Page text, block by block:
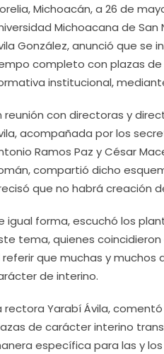
Michoacán, a 26 de
Michoacana de
González, anunció que
completo con plazas
institucional,
reunión con directoras y
acompañada por los
Ramos Paz y César
compartió dicho
que no habrá creación
igual forma, escuchó los
tema, quienes
referir que muchas y muchos
de interino.
rectora Yarabí Ávila,
de carácter interino
específica para las y